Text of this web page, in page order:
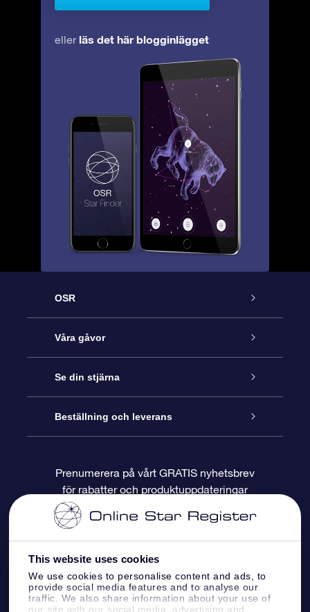
This website uses cookies
We use cookies to personalise content and ads, to
provide social media features and to analyse our
traffic. We also share information about your use of
our site with our social media, advertising and
eller läs det här blogginlägget
OSR
Kundtjänst
Kontakta oss
Blogg
Recensioner
Våra gåvor
Online-Stjärngåva
OSR Gåvopaket
OSR Presentkort
Företagspresenter
Se din stjärna
Stjärnregiste
Personlig Stjärnsida
One Million Stars
OSR Starsaver
Fly me to the stars VR-app
Beställning och leverans
Betalningsinformation
Returpolicy
Prenumerera på vårt GRATIS nyhetsbrev
för rabatter och produktuppdateringar